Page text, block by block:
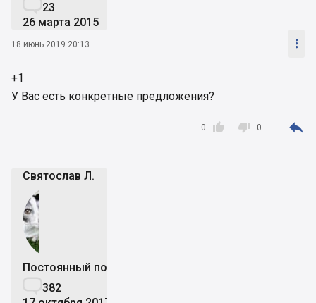
23
26 марта 2015
18 июнь 2019 20:13 
+1
У Вас есть конкретные предложения?

0  0 
Святослав Л.
Постоянный пользователь
382